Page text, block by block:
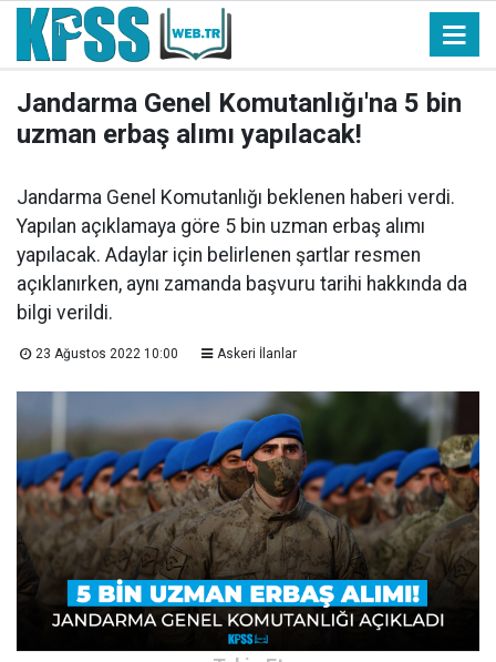
Jandarma Genel Komutanlığı'na 5 bin
uzman erbaş alımı yapılacak!
Jandarma Genel Komutanlığı beklenen haberi verdi.
Yapılan açıklamaya göre 5 bin uzman erbaş alımı
yapılacak. Adaylar için belirlenen şartlar resmen
açıklanırken, aynı zamanda başvuru tarihi hakkında da
bilgi verildi.
23 Ağustos 2022 10:00 Askeri İlanlar